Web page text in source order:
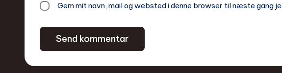
Gem mit navn, mail og websted i denne browser til næste gang